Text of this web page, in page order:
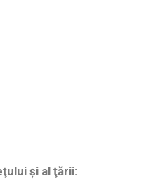
şi al ţării: